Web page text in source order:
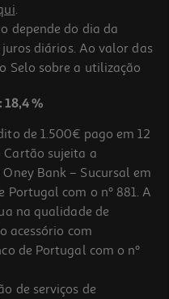
.
depende do dia da
diários. Ao valor das
Selo sobre a utilização
18,4 %
de 1.500€ pago em 12
Cartão sujeita a
Bank – Sucursal em
Portugal com o nº 881. A
na qualidade de
acessório com
de Portugal com o nº
de serviços de